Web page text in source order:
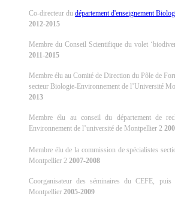
Co-directeur du département d'enseignement
2012-2015
Membre du Conseil Scientifique du volet
2011-2015
Membre élu au Comité de Direction du Pôle de
secteur Biologie-Environnement de l’Université
2013
Membre élu au conseil du département de
Environnement de l’université de Montpellier 2
Membre élu de la commission de spécialistes
Montpellier 2 2007-2008
Coorganisateur des séminaires du CEFE,
Montpellier 2005-2009